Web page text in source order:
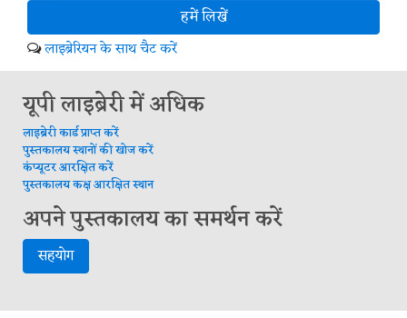
हमें लिखें
लाइब्रेरियन के साथ चैट करें
यूपी लाइब्रेरी में अधिक
लाइब्रेरी कार्ड प्राप्त करें
पुस्तकालय स्थानों की खोज करें
कंप्यूटर आरक्षित करें
पुस्तकालय कक्ष आरक्षित स्थान
अपने पुस्तकालय का समर्थन करें
सहयोग